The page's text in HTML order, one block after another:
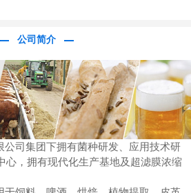
公司简介
司集团下拥有菌种研发、应用技术研
心，拥有现代化生产基地及超滤膜浓缩